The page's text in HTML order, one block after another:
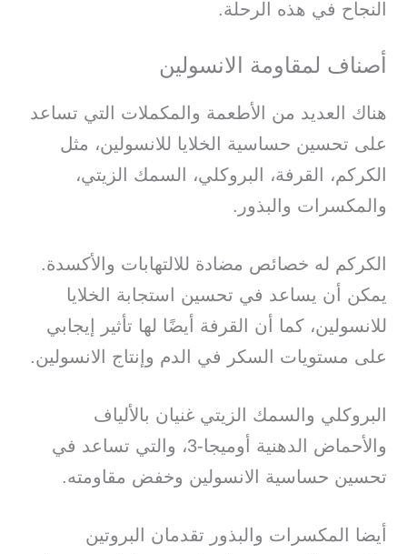
النجاح في هذه الرحلة.
أصناف لمقاومة الانسولين
هناك العديد من الأطعمة والمكملات التي تساعد
على تحسين حساسية الخلايا للانسولين، مثل
الكركم، القرفة، البروكلي، السمك الزيتي،
والمكسرات والبذور.
الكركم له خصائص مضادة للالتهابات والأكسدة.
يمكن أن يساعد في تحسين استجابة الخلايا
للانسولين، كما أن القرفة أيضًا لها تأثير إيجابي
على مستويات السكر في الدم وإنتاج الانسولين.
البروكلي والسمك الزيتي غنيان بالألياف
والأحماض الدهنية أوميجا-3، والتي تساعد في
تحسين حساسية الانسولين وخفض مقاومته.
أيضا المكسرات والبذور تقدمان البروتين